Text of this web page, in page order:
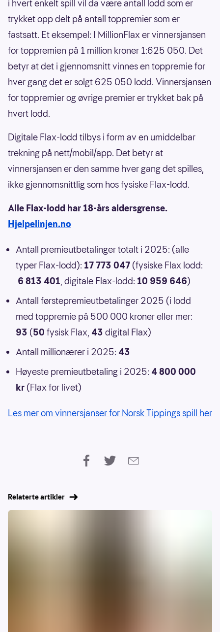
i hvert enkelt spill vil da være antall lodd som er
trykket opp delt på antall toppremier som er
fastsatt. Et eksempel: I MillionFlax er vinnersjansen
for toppremien på 1 million kroner 1:625 050. Det
betyr at det i gjennomsnitt vinnes en toppremie for
hver gang det er solgt 625 050 lodd. Vinnersjansen
for toppremier og øvrige premier er trykket bak på
hvert lodd.
Digitale Flax-lodd tilbys i form av en umiddelbar
trekning på nett/mobil/app. Det betyr at
vinnersjansen er den samme hver gang det spilles,
ikke gjennomsnittlig som hos fysiske Flax-lodd.
Alle Flax-lodd har 18-års aldersgrense.
Hjelpelinjen.no
Antall premieutbetalinger totalt i 2025: (alle
typer Flax-lodd): 17 773 047 (fysiske Flax lodd:
6 813 401, digitale Flax-lodd: 10 959 646)
Antall førstepremieutbetalinger 2025 (i lodd
med toppremie på 500 000 kroner eller mer:
93 (50 fysisk Flax, 43 digital Flax)
Antall millionærer i 2025: 43
Høyeste premieutbetaling i 2025: 4 800 000
kr (Flax for livet)
Les mer om vinnersjanser for Norsk Tippings spill her
Relaterte artikler